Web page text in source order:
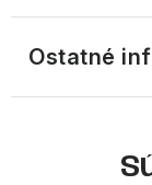
Ostatné